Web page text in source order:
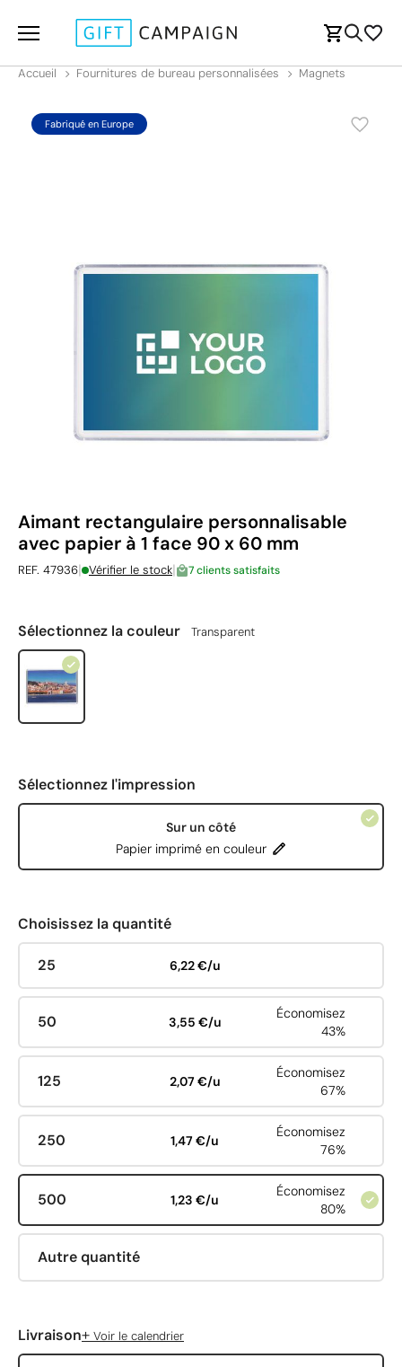
Accueil Fournitures de bureau personnalisées Magnets
Fabriqué en Europe
Aimant rectangulaire personnalisable
avec papier à 1 face 90 x 60 mm
REF. 47936| Vérifier le stock| 7 clients satisfaits
Sélectionnez la couleur Transparent
Sélectionnez l'impression
Sur un côté
Papier imprimé en couleur
Choisissez la quantité
25 6,22 €/u
50 3,55 €/u
Économisez
43%
125 2,07 €/u
Économisez
67%
250 1,47 €/u
Économisez
76%
500 1,23 €/u
Économisez
80%
Autre quantité
Livraison+ Voir le calendrier